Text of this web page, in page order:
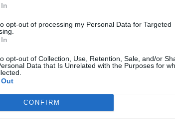
opt-out of processing my Personal Data for Targeted
opt-out of Collection, Use, Retention, Sale, and/or
Data that Is Unrelated with the Purposes for
CONFIRM